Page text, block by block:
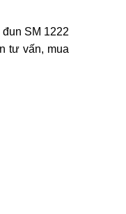
SM 1222
tư vấn, mua